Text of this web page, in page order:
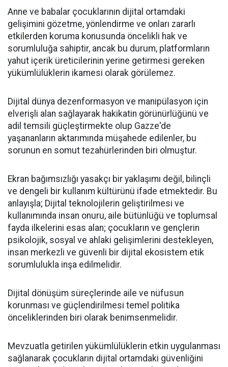
Anne ve babalar çocuklarının dijital ortamdaki
gelişimini gözetme, yönlendirme ve onları zararlı
etkilerden koruma konusunda öncelikli hak ve
sorumluluğa sahiptir, ancak bu durum, platformların
yahut içerik üreticilerinin yerine getirmesi gereken
yükümlülüklerin ikamesi olarak görülemez.
Dijital dünya dezenformasyon ve manipülasyon için
elverişli alan sağlayarak hakikatin görünürlüğünü ve
adil temsili güçleştirmekte olup Gazze'de
yaşananların aktarımında müşahede edilenler, bu
sorunun en somut tezahürlerinden biri olmuştur.
Ekran bağımsızlığı yasakçı bir yaklaşımı değil, bilinçli
ve dengeli bir kullanım kültürünü ifade etmektedir. Bu
anlayışla; Dijital teknolojilerin geliştirilmesi ve
kullanımında insan onuru, aile bütünlüğü ve toplumsal
fayda ilkelerini esas alan; çocukların ve gençlerin
psikolojik, sosyal ve ahlaki gelişimlerini destekleyen,
insan merkezli ve güvenli bir dijital ekosistem etik
sorumlulukla inşa edilmelidir.
Dijital dönüşüm süreçlerinde aile ve nüfusun
korunması ve güçlendirilmesi temel politika
önceliklerinden biri olarak benimsenmelidir.
Mevzuatla getirilen yükümlülüklerin etkin uygulanması
sağlanarak çocukların dijital ortamdaki güvenliğini